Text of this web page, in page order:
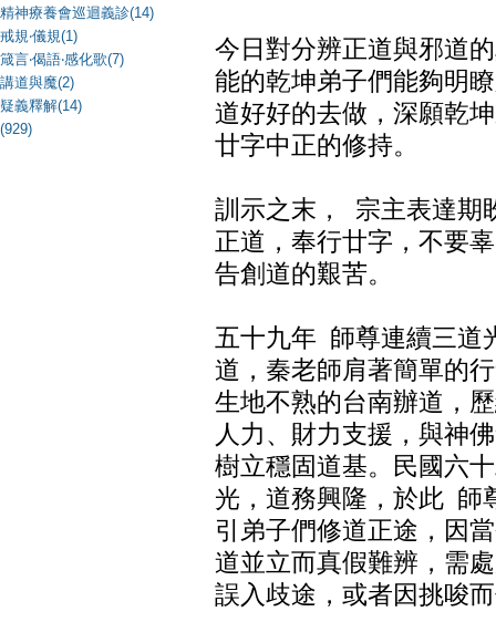
精神療養會巡迴義診(14)
戒規‧儀規(1)
箴言‧偈語‧感化歌(7)
講道與魔(2)
疑義釋解(14)
(929)
今日對分辨正道與邪道
能的乾坤弟子們能夠明
道好好的去做，深願乾
廿字中正的修持。
訓示之末， 宗主表達期
正道，奉行廿字，不要
告創道的艱苦。
五十九年 師尊連續三道
道，秦老師肩著簡單的
生地不熟的台南辦道，
人力、財力支援，與神
樹立穩固道基。民國六
光，道務興隆，於此 師
引弟子們修道正途，因
道並立而真假難辨，需
誤入歧途，或者因挑唆